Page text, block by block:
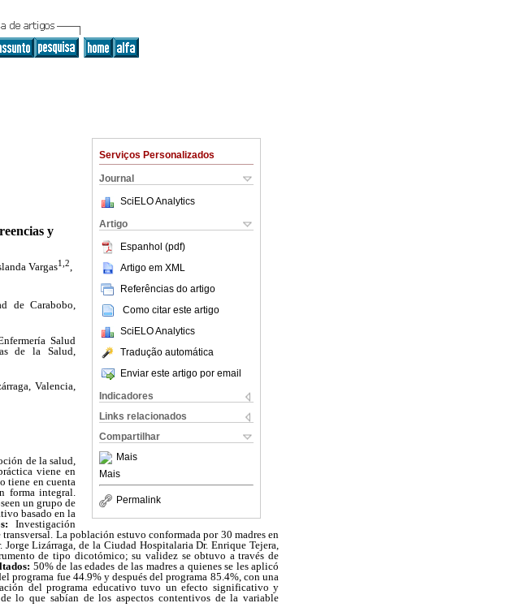
Serviços Personalizados
Journal
SciELO Analytics
Artigo
Espanhol (pdf)
Artigo em XML
Referências do artigo
Como citar este artigo
SciELO Analytics
Tradução automática
Enviar este artigo por email
Indicadores
Links relacionados
Compartilhar
Mais
Mais
Permalink
y
Vargas1,2
de Carabobo,
Salud
de la Salud,
Valencia,
de la salud,
viene en
tiene en cuenta
forma integral.
un grupo de
basado en la
Investigación
La población estuvo conformada por 30 madres en
Lizárraga, de la Ciudad Hospitalaria Dr. Enrique Tejera,
de tipo dicotómico; su validez se obtuvo a través de
50% de las edades de las madres a quienes se les aplicó
programa fue 44.9% y después del programa 85.4%, con una
del programa educativo tuvo un efecto significativo y
lo que sabían de los aspectos contentivos de la variable